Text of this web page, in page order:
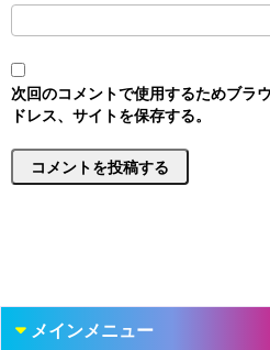
次回のコメントで使用するためブラ
ドレス、サイトを保存する。
メインメニュー